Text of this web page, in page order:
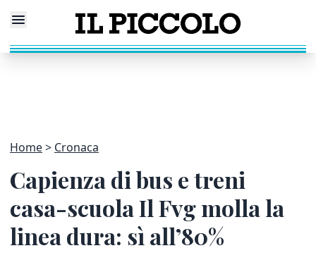
Home Cronaca
Capienza di bus e treni
casa-scuola Il Fvg molla la
linea dura: sì all’80%